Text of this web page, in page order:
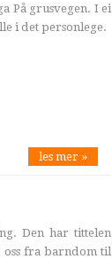
På grusvegen. I ei
i det personlege.
les mer »
Den har tittelen
fra barndom til